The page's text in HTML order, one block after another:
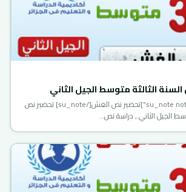
الثالثة متوسط الجيل الثاني
[su_note note_color=”#53defb”]تحضير نص الغش[/su_note] تحضير نص
الجيل الثاني , دراسة نص…